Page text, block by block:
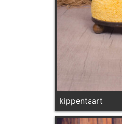
kippentaart